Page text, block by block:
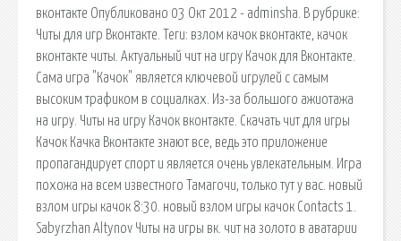
вконтакте Опубликовано 03 Окт 2012 - adminsha. В рубрике:
Читы для игр Вконтакте. Теги: взлом качок вконтакте, качок
вконтакте читы. Актуальный чит на игру Качок для Вконтакте.
Сама игра "Качок" является ключевой игрулей с самым
высоким трафиком в социалках. Из-за большого ажиотажа
на игру. Читы на игру Качок вконтакте. Скачать чит для игры
Качок Качка Вконтакте знают все, ведь это приложение
пропагандирует спорт и является очень увлекательным. Игра
похожа на всем известного Тамагочи, только тут у вас. новый
взлом игры качок 8:30. новый взлом игры качок Contacts 1.
Sabyrzhan Altynov Читы на игры вк. чит на золото в аватарии